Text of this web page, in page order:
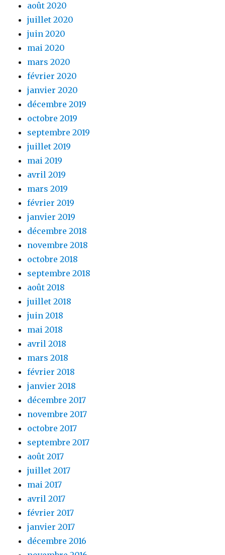
août 2020
juillet 2020
juin 2020
mai 2020
mars 2020
février 2020
janvier 2020
décembre 2019
octobre 2019
septembre 2019
juillet 2019
mai 2019
avril 2019
mars 2019
février 2019
janvier 2019
décembre 2018
novembre 2018
octobre 2018
septembre 2018
août 2018
juillet 2018
juin 2018
mai 2018
avril 2018
mars 2018
février 2018
janvier 2018
décembre 2017
novembre 2017
octobre 2017
septembre 2017
août 2017
juillet 2017
mai 2017
avril 2017
février 2017
janvier 2017
décembre 2016